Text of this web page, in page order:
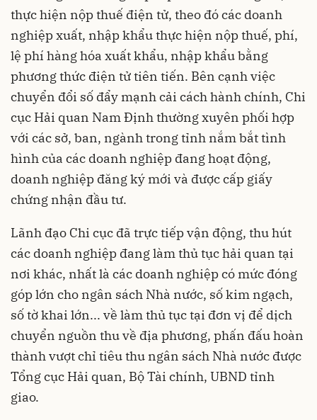
thực hiện nộp thuế điện tử, theo đó các doanh
nghiệp xuất, nhập khẩu thực hiện nộp thuế, phí,
lệ phí hàng hóa xuất khẩu, nhập khẩu bằng
phương thức điện tử tiên tiến. Bên cạnh việc
chuyển đổi số đẩy mạnh cải cách hành chính, Chi
cục Hải quan Nam Định thường xuyên phối hợp
với các sở, ban, ngành trong tỉnh nắm bắt tình
hình của các doanh nghiệp đang hoạt động,
doanh nghiệp đăng ký mới và được cấp giấy
chứng nhận đầu tư.
Lãnh đạo Chi cục đã trực tiếp vận động, thu hút
các doanh nghiệp đang làm thủ tục hải quan tại
nơi khác, nhất là các doanh nghiệp có mức đóng
góp lớn cho ngân sách Nhà nước, số kim ngạch,
số tờ khai lớn... về làm thủ tục tại đơn vị để dịch
chuyển nguồn thu về địa phương, phấn đấu hoàn
thành vượt chỉ tiêu thu ngân sách Nhà nước được
Tổng cục Hải quan, Bộ Tài chính, UBND tỉnh
giao.